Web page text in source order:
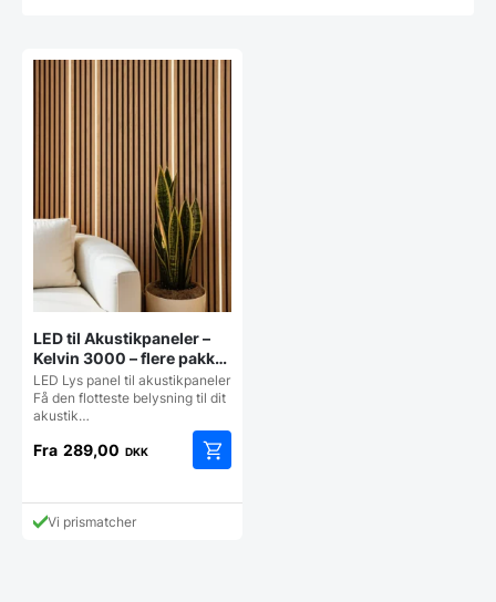
LED til Akustikpaneler –
Kelvin 3000 – flere pakker
og tilkøb
LED Lys panel til akustikpaneler
Få den flotteste belysning til dit
akustik…
Fra 289,00 DKK
vare
Vi prismatcher